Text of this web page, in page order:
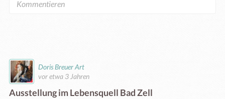
Doris Breuer Art
vor etwa 3 Jahren
Ausstellung im Lebensquell Bad Zell